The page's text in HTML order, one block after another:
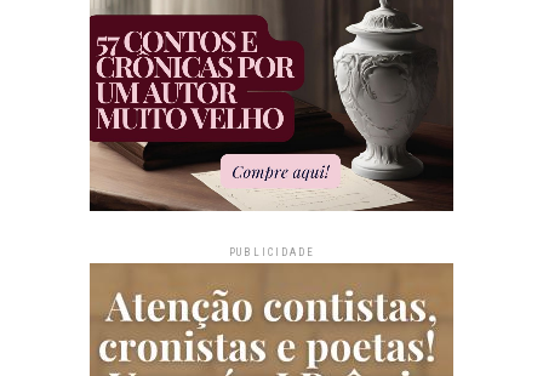
PUBLICIDADE